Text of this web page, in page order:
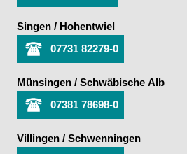
Singen / Hohentwiel
07731 82279-0
Münsingen / Schwäbische Alb
07381 78698-0
Villingen / Schwenningen